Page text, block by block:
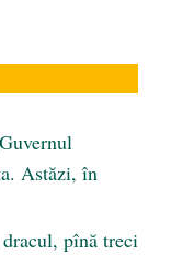
Astăzi, în
pînă treci